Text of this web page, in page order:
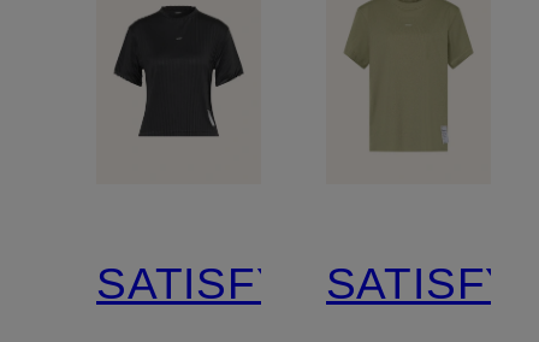
SATISFY
SATISFY